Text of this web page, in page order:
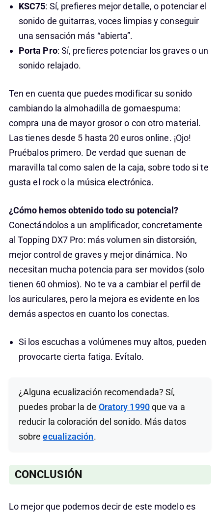
KSC75: Sí, prefieres mejor detalle, o potenciar el
sonido de guitarras, voces limpias y conseguir
una sensación más “abierta”.
Porta Pro: Sí, prefieres potenciar los graves o un
sonido relajado.
Ten en cuenta que puedes modificar su sonido
cambiando la almohadilla de gomaespuma:
compra una de mayor grosor o con otro material.
Las tienes desde 5 hasta 20 euros online. ¡Ojo!
Pruébalos primero. De verdad que suenan de
maravilla tal como salen de la caja, sobre todo si te
gusta el rock o la música electrónica.
¿Cómo hemos obtenido todo su potencial?
Conectándolos a un amplificador, concretamente
al Topping DX7 Pro: más volumen sin distorsión,
mejor control de graves y mejor dinámica. No
necesitan mucha potencia para ser movidos (solo
tienen 60 ohmios). No te va a cambiar el perfil de
los auriculares, pero la mejora es evidente en los
demás aspectos en cuanto los conectas.
Si los escuchas a volúmenes muy altos, pueden
provocarte cierta fatiga. Evítalo.
¿Alguna ecualización recomendada? Sí,
puedes probar la de Oratory 1990que va a
reducir la coloración del sonido. Más datos
sobreecualización.
CONCLUSIÓN
Lo mejor que podemos decir de este modelo es